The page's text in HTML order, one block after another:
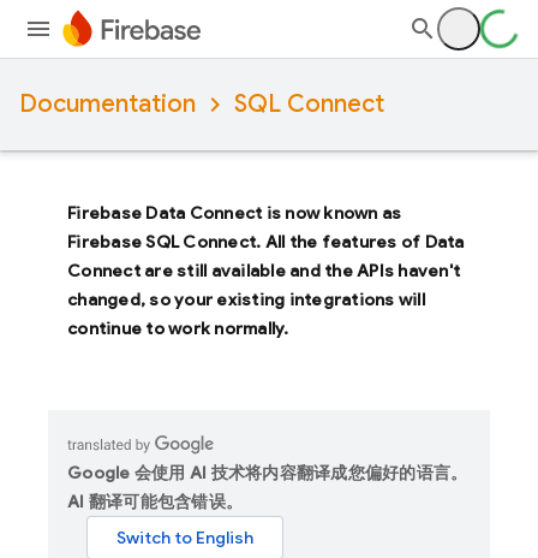
Documentation SQL Connect
Firebase Data Connectis now known as
Firebase SQL Connect. All the features of Data
Connectare still available and the APIs haven't
changed, so your existing integrations will
continue to work normally.
Google 会使用 AI 技术将内容翻译成您偏好的语言。
AI 翻译可能包含错误。